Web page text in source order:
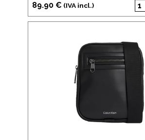
89.90 € (IVA incl.)